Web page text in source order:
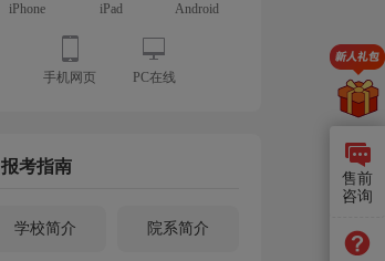
iPhone iPad Android
手机网页 PC在线
报考指南
学校简介 院系简介
售前
咨询